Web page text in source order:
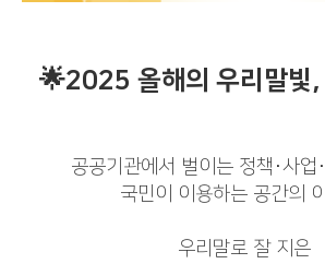
🌟2025 올해의 우리말빛,
공공기관에서 벌이는 정책·사업
국민이 이용하는 공간의
우리말로 잘 지은